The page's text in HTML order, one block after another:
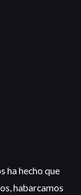
ha hecho que
habarcamos